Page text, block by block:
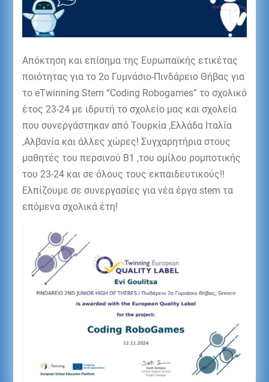
Απόκτηση και επίσημα της Ευρωπαϊκής ετικέτας
ποιότητας για το 2ο Γυμνάσιο-Πινδάρειο Θήβας για
το eTwinning Stem “Coding Robogames” το σχολικό
έτος 23-24 με ιδρυτή το σχολείο μας και σχολεία
που συνεργάστηκαν από Τουρκία ,Ελλάδα Ιταλία
,Αλβανία και άλλες χώρες! Συγχαρητήρια στους
μαθητές του περσινού Β1 ,του ομίλου ρομποτικής
του 23-24 και σε όλους τους εκπαιδευτικούς!!
Ελπίζουμε σε συνεργασίες για νέα έργα stem τα
επόμενα σχολικά έτη!